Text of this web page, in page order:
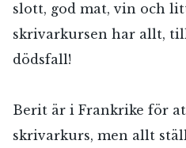
slott, god mat, vin och
skrivarkursen har allt,
dödsfall!
Berit är i Frankrike för
skrivarkurs, men allt